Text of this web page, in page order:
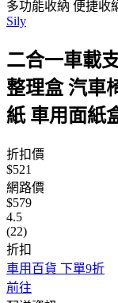
多功能收納 便捷收
Sily
二合一車載
整理盒 汽車
紙 車用面紙
折扣價
$521
網路價
$579
4.5
(22)
折扣
車用百貨 下單9折
前往